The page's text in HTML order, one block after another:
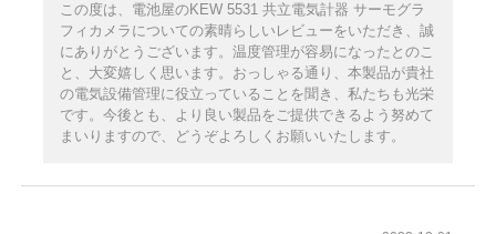
この度は、電池屋のKEW 5531 共立電気計器 サーモグラ
フィカメラについての素晴らしいレビューをいただき、誠
にありがとうございます。温度管理が容易になったとのこ
と、大変嬉しく思います。おっしゃる通り、本製品が貴社
の電気設備管理に役立っていることを聞き、私たちも光栄
です。今後とも、より良い製品をご提供できるよう努めて
まいりますので、どうぞよろしくお願いいたします。